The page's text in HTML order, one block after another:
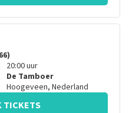
20:00uur
De Tamboer
Hoogeveen, Nederland
TICKETS